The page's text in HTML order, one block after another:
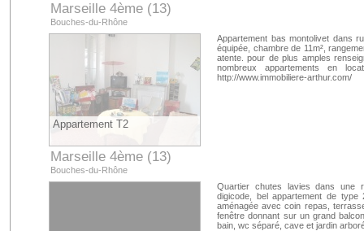
Marseille 4ème (13)
Bouches-du-Rhône
Appartement T2
Marseille 4ème (13)
Bouches-du-Rhône
Appartement bas montolivet dans
équipée, chambre de 11m²,
atente. pour de plus amples
nombreux appartements en
http://www.immobiliere-arthur.com/
Quartier chutes lavies dans une
digicode, bel appartement de type
aménagée avec coin repas,
fenêtre donnant sur un grand
bain, wc séparé, cave et jardin